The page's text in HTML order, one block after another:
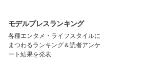
モデルプレスランキング
各種エンタメ・ライフスタイルに
まつわるランキング＆読者アンケ
ート結果を発表